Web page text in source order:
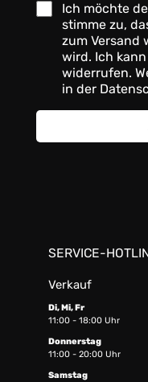
Ich möchte
stimme zu,
zum Versand
wird. Ich
widerrufen.
in der
SERVICE-
Verkauf
Di, Mi, Fr
11:00 - 18:00 Uhr
Donnerstag
11:00 - 20:00 Uhr
Samstag